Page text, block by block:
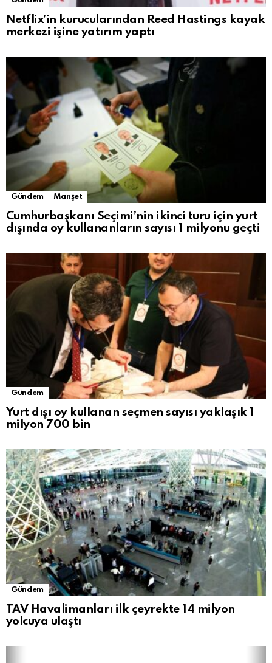
Netflix’in kurucularından Reed Hastings kayak
merkezi işine yatırım yaptı
Gündem Manşet
Cumhurbaşkanı Seçimi’nin ikinci turu için yurt
dışında oy kullananların sayısı 1 milyonu geçti
Gündem
Yurt dışı oy kullanan seçmen sayısı yaklaşık 1
milyon 700 bin
Gündem
TAV Havalimanları ilk çeyrekte 14 milyon
yolcuya ulaştı